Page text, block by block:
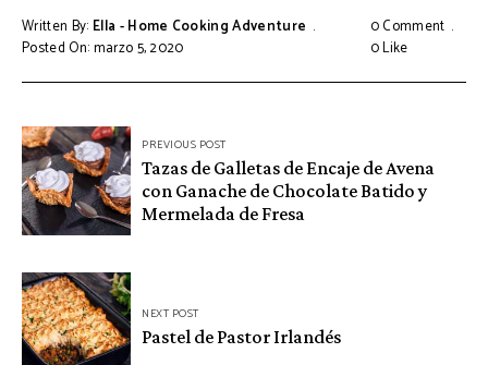
Written By: Ella - Home Cooking Adventure
Posted On: marzo 5, 2020
0 Comment
0Like
Navegación
de
entradas
PREVIOUS POST
Tazas de Galletas de Encaje de Avena
con Ganache de Chocolate Batido y
Mermelada de Fresa
NEXT POST
Pastel de Pastor Irlandés